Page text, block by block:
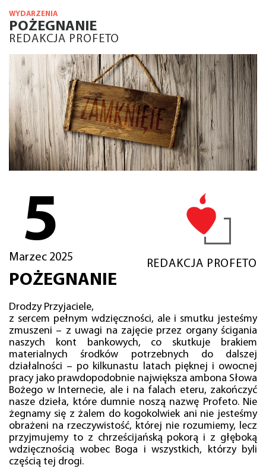
WYDARZENIA
POŻEGNANIE
REDAKCJA PROFETO
5
Marzec 2025
REDAKCJA PROFETO
POŻEGNANIE
Drodzy Przyjaciele,
z sercem pełnym wdzięczności, ale i smutku jesteśmy
zmuszeni – z uwagi na zajęcie przez organy ścigania
naszych kont bankowych, co skutkuje brakiem
materialnych środków potrzebnych do dalszej
działalności – po kilkunastu latach pięknej i owocnej
pracy jako prawdopodobnie największa ambona Słowa
Bożego w Internecie, ale i na falach eteru, zakończyć
nasze dzieła, które dumnie noszą nazwę Profeto. Nie
żegnamy się z żalem do kogokolwiek ani nie jesteśmy
obrażeni na rzeczywistość, której nie rozumiemy, lecz
przyjmujemy to z chrześcijańską pokorą i z głęboką
wdzięcznością wobec Boga i wszystkich, którzy byli
częścią tej drogi.